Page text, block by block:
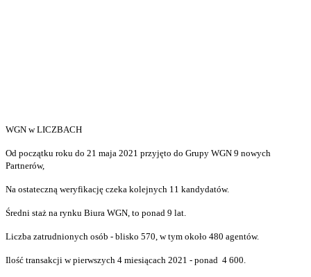
WGN w LICZBACH
Od początku roku do 21 maja 2021 przyjęto do Grupy WGN 9 nowych
Partnerów,
Na ostateczną weryfikację czeka kolejnych 11 kandydatów.
Średni staż na rynku Biura WGN, to ponad 9 lat.
Liczba zatrudnionych osób - blisko 570, w tym około 480 agentów.
Ilość transakcji w pierwszych 4 miesiącach 2021 - ponad 4 600.